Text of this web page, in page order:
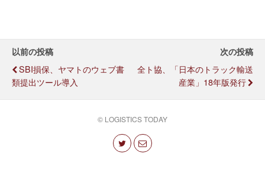
以前の投稿
SBI損保、ヤマトのウェブ書
類提出ツール導入
次の投稿
全ト協、「日本のトラック輸送
産業」18年版発行
© LOGISTICS TODAY